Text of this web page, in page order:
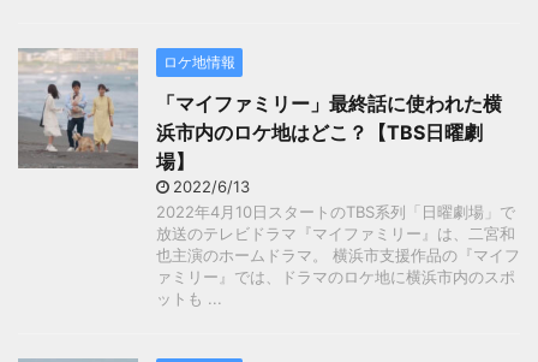
ロケ地情報
「マイファミリー」最終話に使われた横
浜市内のロケ地はどこ？【TBS日曜劇
場】
2022/6/13
2022年4月10日スタートのTBS系列「日曜劇場」で
放送のテレビドラマ『マイファミリー』は、二宮和
也主演のホームドラマ。 横浜市支援作品の『マイフ
ァミリー』では、ドラマのロケ地に横浜市内のスポ
ットも ...